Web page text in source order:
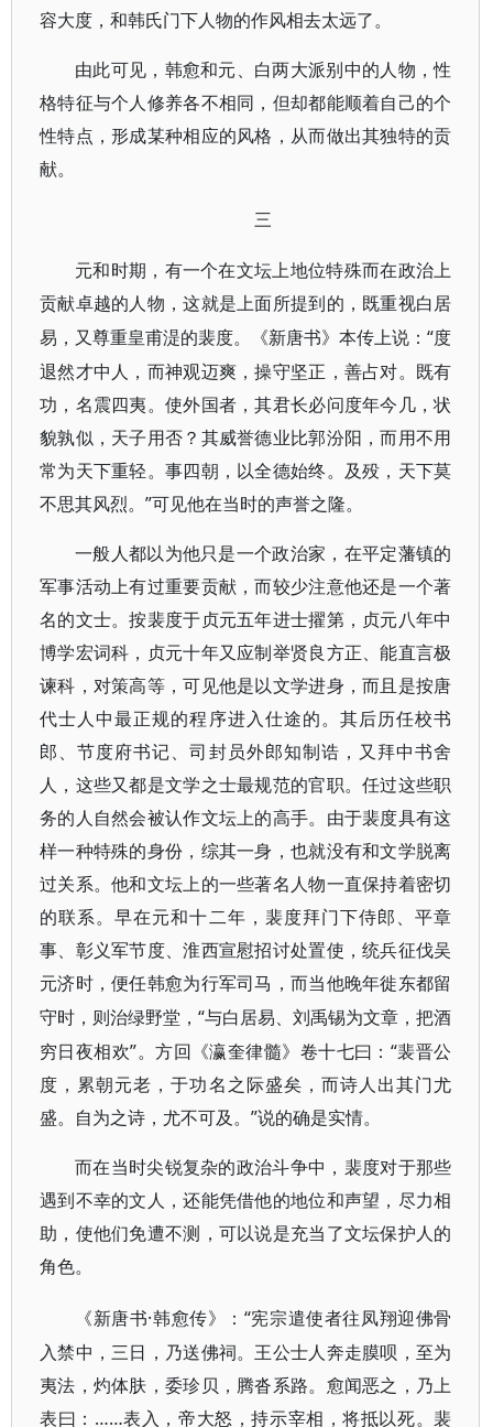
容大度，和韩氏门下人物的作风相去太远了。
由此可见，韩愈和元、白两大派别中的人物，性
格特征与个人修养各不相同，但却都能顺着自己的个
性特点，形成某种相应的风格，从而做出其独特的贡
献。
三
元和时期，有一个在文坛上地位特殊而在政治上
贡献卓越的人物，这就是上面所提到的，既重视白居
易，又尊重皇甫湜的裴度。《新唐书》本传上说：“度
退然才中人，而神观迈爽，操守坚正，善占对。既有
功，名震四夷。使外国者，其君长必问度年今几，状
貌孰似，天子用否？其威誉德业比郭汾阳，而用不用
常为天下重轻。事四朝，以全德始终。及殁，天下莫
不思其风烈。”可见他在当时的声誉之隆。
一般人都以为他只是一个政治家，在平定藩镇的
军事活动上有过重要贡献，而较少注意他还是一个著
名的文士。按裴度于贞元五年进士擢第，贞元八年中
博学宏词科，贞元十年又应制举贤良方正、能直言极
谏科，对策高等，可见他是以文学进身，而且是按唐
代士人中最正规的程序进入仕途的。其后历任校书
郎、节度府书记、司封员外郎知制诰，又拜中书舍
人，这些又都是文学之士最规范的官职。任过这些职
务的人自然会被认作文坛上的高手。由于裴度具有这
样一种特殊的身份，综其一身，也就没有和文学脱离
过关系。他和文坛上的一些著名人物一直保持着密切
的联系。早在元和十二年，裴度拜门下侍郎、平章
事、彰义军节度、淮西宣慰招讨处置使，统兵征伐吴
元济时，便任韩愈为行军司马，而当他晚年徙东都留
守时，则治绿野堂，“与白居易、刘禹锡为文章，把酒
穷日夜相欢”。方回《瀛奎律髓》卷十七曰：“裴晋公
度，累朝元老，于功名之际盛矣，而诗人出其门尤
盛。自为之诗，尤不可及。”说的确是实情。
而在当时尖锐复杂的政治斗争中，裴度对于那些
遇到不幸的文人，还能凭借他的地位和声望，尽力相
助，使他们免遭不测，可以说是充当了文坛保护人的
角色。
《新唐书·韩愈传》：“宪宗遣使者往凤翔迎佛骨
入禁中，三日，乃送佛祠。王公士人奔走膜呗，至为
夷法，灼体肤，委珍贝，腾沓系路。愈闻恶之，乃上
表曰：……表入，帝大怒，持示宰相，将抵以死。裴